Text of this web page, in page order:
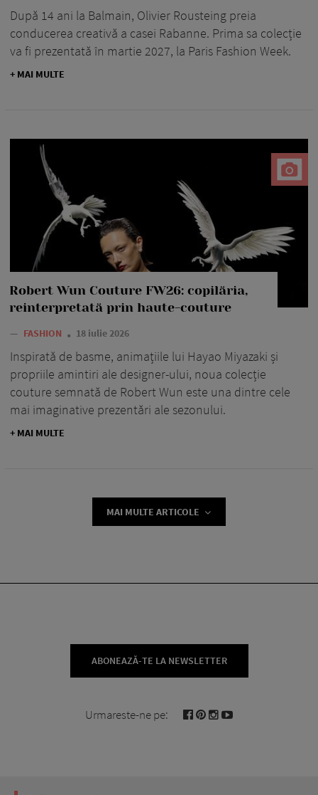
După 14 ani la Balmain, Olivier Rousteing preia
conducerea creativă a casei Rabanne. Prima sa colecție
va fi prezentată în martie 2027, la Paris Fashion Week.
+ MAI MULTE
Robert Wun Couture FW26: copilăria,
reinterpretată prin haute-couture
— FASHION 18 iulie 2026
Inspirată de basme, animațiile lui Hayao Miyazaki și
propriile amintiri ale designer-ului, noua colecție
couture semnată de Robert Wun este una dintre cele
mai imaginative prezentări ale sezonului.
+ MAI MULTE
MAI MULTE ARTICOLE
ABONEAZĂ-TE LA NEWSLETTER
Urmareste-ne pe: